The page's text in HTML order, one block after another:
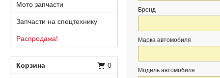
Бренд
Марка автомобиля
Модель автомобиля
Мото запчасти
Запчасти на спецтехнику
Распродажа!
Корзина 0